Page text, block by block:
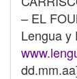
– EL
Lengua y